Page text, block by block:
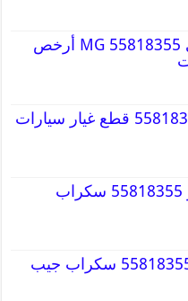
قطع غيار أم جي MG 55818355 أرخص
قطع غيار كيا 55818355 قطع غيار سيارات
قطع غيار باجيرو 55818355 سكراب
قطع غيار جيب 55818355 سكراب جيب